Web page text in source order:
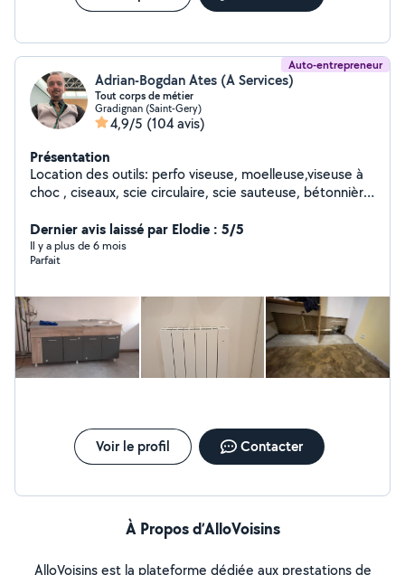
Auto-entrepreneur
Adrian-Bogdan Ates (A Services)
Tout corps de métier
Gradignan (Saint-Gery)
4,9/5 (104 avis)
Présentation
Location des outils: perfo viseuse, moelleuse,viseuse à
choc , ciseaux, scie circulaire, scie sauteuse, bétonnière
, poussette , Je suis une personne sérieux ponctuel
minutieux Travaux de petit bricolage Assemblage de
meubles Pose de tringle à rideaux Pose de lampes et
d'étagères Installation d'un radiateur Pose de parquet
Changer un robinet Déboucher un évier Branchement
d'une machine à laver Branchement d'un lave-vaisselle
Faire les joints de la salle de bain Décoller du papier
peint Enduire un mur Changer une ampoule Pose de
prise électrique, Carrelage Nettoyage, tapis, matelas,
canapé, tapisserie, voiture avec un shampouineuse
bissel pro
Dernier avis laissé par Elodie : 5/5
Il y a plus de 6 mois
Parfait
Voir le profil Contacter
À Propos d’AlloVoisins
AlloVoisins est la plateforme dédiée aux prestations de